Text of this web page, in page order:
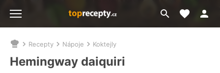
Přejít
na
Moje
Nacházíte
se
zde:
Recepty Nápoje Koktejly
Hemingway daiquiri